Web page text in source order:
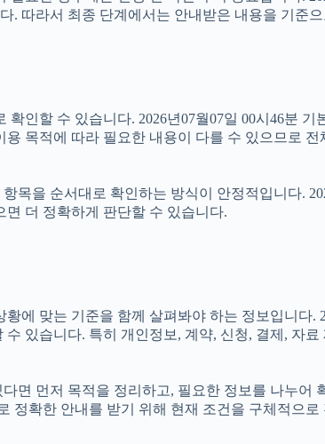
. 따라서 최종 단계에서는 안내받은 내용을 기준
확인할 수 있습니다. 2026년07월07일 00시46분
목적에 따라 필요한 내용이 다를 수 있으므로
목을 순서대로 확인하는 방식이 안정적입니다.
더 정확하게 판단할 수 있습니다.
에 맞는 기준을 함께 살펴봐야 하는 정보입니다.
있습니다. 특히 개인정보, 계약, 신청, 결제, 자
면 먼저 목적을 정리하고, 필요한 정보를 나누
정확한 안내를 받기 위해 현재 조건을 구체적으